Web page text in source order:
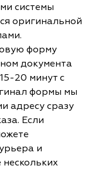
системы
оригинальной
форму
документа
20 минут с
формы мы
адресу сразу
Если
и
нескольких